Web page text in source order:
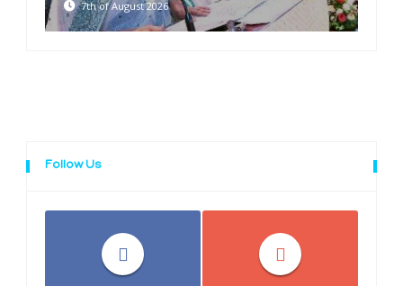
7th of August 2026
Follow Us